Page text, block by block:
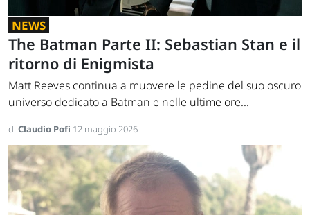
NEWS
The Batman Parte II: Sebastian Stan e il
ritorno di Enigmista
Matt Reeves continua a muovere le pedine del suo oscuro
universo dedicato a Batman e nelle ultime ore...
di Claudio Pofi 12 maggio 2026